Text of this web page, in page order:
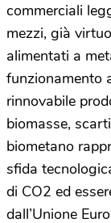
commerciali
mezzi, già
alimentati a
funzionamento
rinnovabile
biomasse,
biometano
sfida
di CO2 ed
dall’Unione